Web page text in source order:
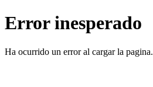
Error inesperado
Ha ocurrido un error al cargar la pagina.